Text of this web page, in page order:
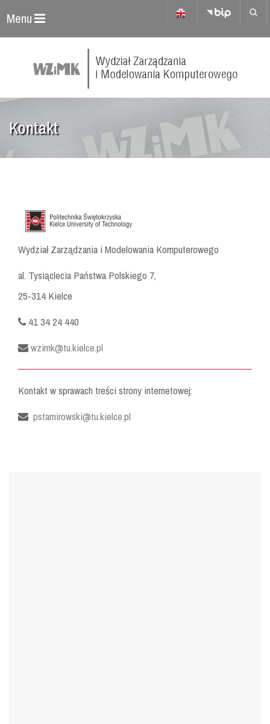
Menu
Kontakt
Wydział Zarządzania i Modelowania Komputerowego
al. Tysiąclecia Państwa Polskiego 7,
25-314 Kielce
41 34 24 440
wzimk@tu.kielce.pl
Kontakt w sprawach treści strony internetowej:
pstamirowski@tu.kielce.pl